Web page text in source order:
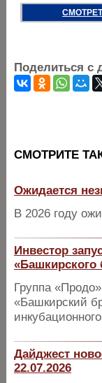
Поделиться с
CМОТРИТЕ
Ожидается
В 2026 году
Инвестор
«Башкирского
Группа
«Башкирский
Дайджест
22.07.2026